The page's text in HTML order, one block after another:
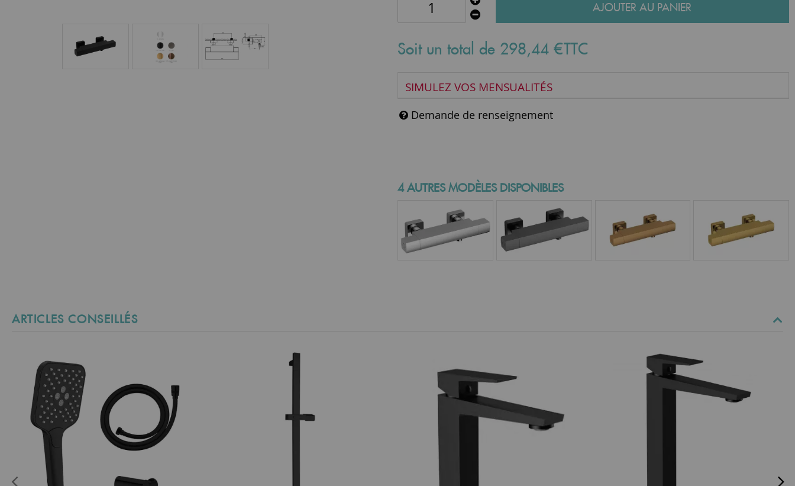
AJOUTER AU PANIER
Soit un total de 298,44 €TTC
SIMULEZ VOS MENSUALITÉS
Demande de renseignement
4 AUTRES MODÈLES DISPONIBLES
ARTICLES CONSEILLÉS